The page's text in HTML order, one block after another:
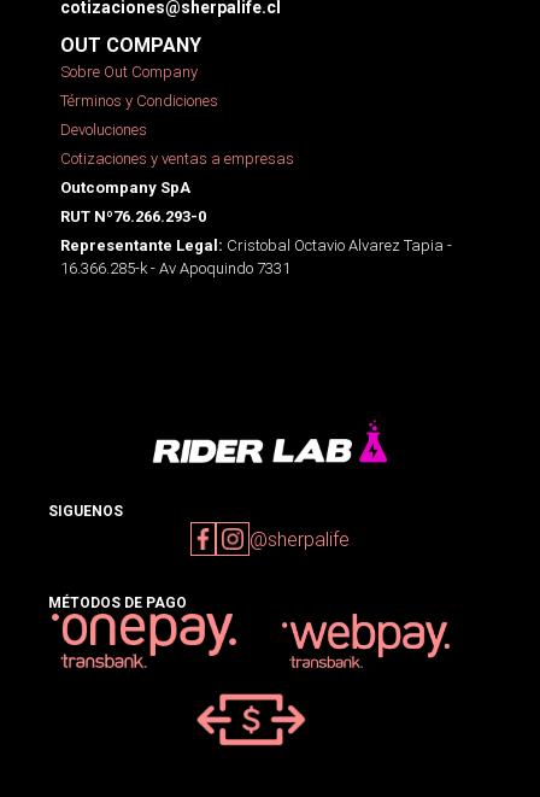
cotizaciones@sherpalife.cl
OUT COMPANY
Sobre Out Company
Términos y Condiciones
Devoluciones
Cotizaciones y ventas a empresas
Outcompany SpA
RUT Nº76.266.293-0
Representante Legal: Cristobal Octavio Alvarez Tapia -
16.366.285-k - Av Apoquindo 7331
SIGUENOS
@sherpalife
MÉTODOS DE PAGO